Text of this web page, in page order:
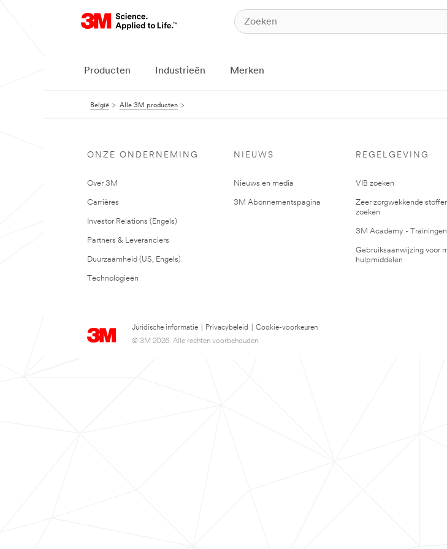
Producten Industrieën Merken
België Alle 3M producten
ONZE ONDERNEMING
Over 3M
Carrières
Investor Relations (Engels)
Partners & Leveranciers
Duurzaamheid (US, Engels)
Technologieën
NIEUWS
Nieuws en media
3M Abonnementspagina
REGELGEVING
VIB zoeken
Zeer zorgwekkende
zoeken
3M Academy - Trainingen
Gebruiksaanwijzing voor
hulpmiddelen
Juridische informatie Privacybeleid
Cookie-voorkeuren
© 3M 2026. Alle rechten voorbehouden.